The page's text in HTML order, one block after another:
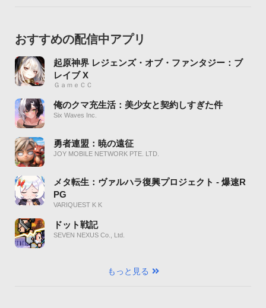
おすすめの配信中アプリ
起原神界 レジェンズ・オブ・ファンタジー：ブ
レイブ X
ＧａｍｅＣＣ
俺のクマ充生活：美少女と契約しすぎた件
Six Waves Inc.
勇者連盟：暁の遠征
JOY MOBILE NETWORK PTE. LTD.
メタ転生：ヴァルハラ復興プロジェクト - 爆速R
PG
VARIQUEST K K
ドット戦記
SEVEN NEXUS Co., Ltd.
もっと見る